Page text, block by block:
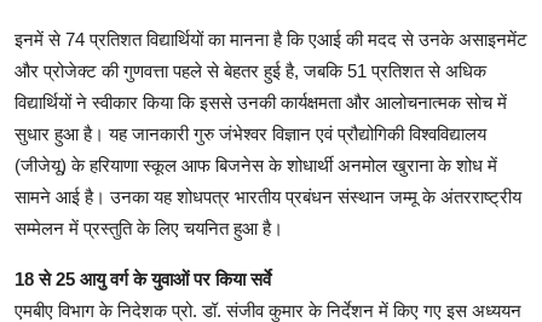
इनमें से 74 प्रतिशत विद्यार्थियों का मानना है कि एआई की मदद से उनके असाइनमेंट
और प्रोजेक्ट की गुणवत्ता पहले से बेहतर हुई है, जबकि 51 प्रतिशत से अधिक
विद्यार्थियों ने स्वीकार किया कि इससे उनकी कार्यक्षमता और आलोचनात्मक सोच में
सुधार हुआ है। यह जानकारी गुरु जंभेश्वर विज्ञान एवं प्रौद्योगिकी विश्वविद्यालय
(जीजेयू) के हरियाणा स्कूल आफ बिजनेस के शोधार्थी अनमोल खुराना के शोध में
सामने आई है। उनका यह शोधपत्र भारतीय प्रबंधन संस्थान जम्मू के अंतरराष्ट्रीय
सम्मेलन में प्रस्तुति के लिए चयनित हुआ है।
18 से 25 आयु वर्ग के युवाओं पर किया सर्वे
एमबीए विभाग के निदेशक प्रो. डॉ. संजीव कुमार के निर्देशन में किए गए इस अध्ययन